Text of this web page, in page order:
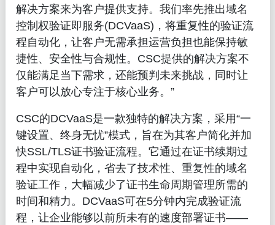
解决方案来为客户提供支持。我们率先推出域名
控制权验证即服务(DCVaaS)，将重复性的验证流
程自动化，让客户无需承担运营负担也能保持敏
捷性、安全性与合规性。CSC提供的解决方案不
仅能满足当下需求，还能预判未来挑战，同时让
客户可以放心专注于核心业务。”
CSC的DCVaaS是一款独特的解决方案，采用“一
键设置、终身无忧”模式，旨在为其客户简化并加
快SSL/TLS证书验证流程。它通过在证书续期过
程中实现自动化，省去了技术性、重复性的域名
验证工作，大幅减少了证书生命周期管理所需的
时间和精力。DCVaaS可在5分钟内完成验证流
程，让企业能够以前所未有的速度部署证书——